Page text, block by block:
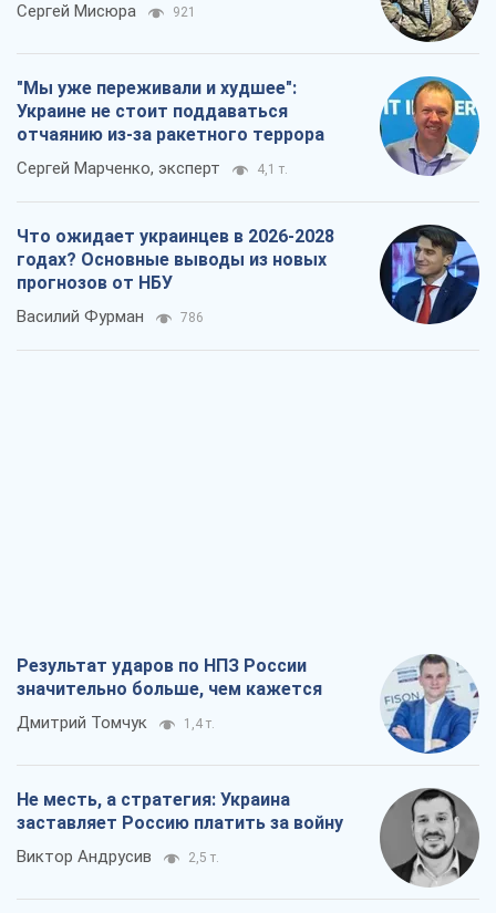
Сергей Мисюра 921
"Мы уже переживали и худшее":
Украине не стоит поддаваться
отчаянию из-за ракетного террора
Сергей Марченко, эксперт 4,1 т.
Что ожидает украинцев в 2026-2028
годах? Основные выводы из новых
прогнозов от НБУ
Василий Фурман 786
Результат ударов по НПЗ России
значительно больше, чем кажется
Дмитрий Томчук 1,4 т.
Не месть, а стратегия: Украина
заставляет Россию платить за войну
Виктор Андрусив 2,5 т.